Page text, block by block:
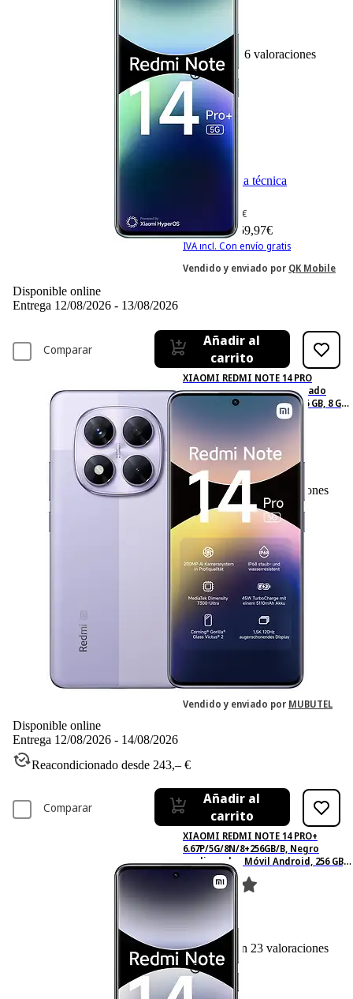
Ficha técnica
6Basado en 6 valoraciones
323,96€
269,97 €269,97€
IVA incl. Con envío gratis
Vendido y enviado por QK Mobile
Disponible online
Entrega 12/08/2026 - 13/08/2026
Comparar
Añadir al
carrito
Ficha técnica
XIAOMI REDMI NOTE 14 PRO
6.67P/5G/8N/8+256GB/P, Morado
lavanda, Móvil Android, 256 GB, 8 GB
RAM, 6,67 " AMOLED 1.5K, MediaTek
Dimensity 7300-Ultra, 5110 mAh
28 Basado en 28 valoraciones
-34%
IVA incl. Con envío gratis
Vendido y enviado por MUBUTEL
Disponible online
Entrega 12/08/2026 - 14/08/2026
Reacondicionado desde 243,– €
Comparar
Añadir al
carrito
XIAOMI REDMI NOTE 14 PRO+
6.67P/5G/8N/8+256GB/B, Negro
medianoche, Móvil Android, 256 GB, 8
GB RAM, 6,67 " AMOLED 1.5K,
Snapdragon 7s Gen 3., 5,110 mAh
23Basado en 23 valoraciones